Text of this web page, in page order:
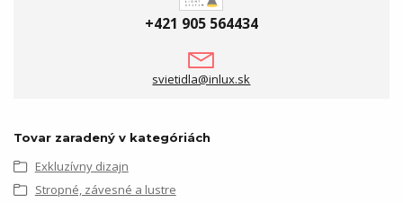
+421 905 564434
svietidla@inlux.sk
Tovar zaradený v kategóriách
Exkluzívny dizajn
Stropné, závesné a lustre